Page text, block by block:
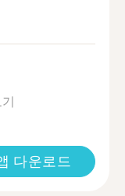
다운로드